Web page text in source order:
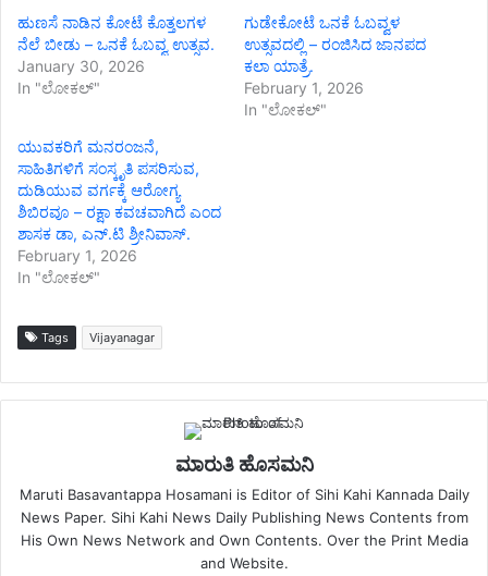
ಹುಣಸೆ ನಾಡಿನ ಕೋಟೆ ಕೊತ್ತಲಗಳ
ನೆಲೆ ಬೀಡು – ಒನಕೆ ಓಬವ್ವ ಉತ್ಸವ.
January 30, 2026
In "ಲೋಕಲ್"
ಗುಡೇಕೋಟೆ ಒನಕೆ ಓಬವ್ವಳ
ಉತ್ಸವದಲ್ಲಿ – ರಂಜಿಸಿದ ಜಾನಪದ
ಕಲಾ ಯಾತ್ರೆ.
February 1, 2026
In "ಲೋಕಲ್"
ಯುವಕರಿಗೆ ಮನರಂಜನೆ,
ಸಾಹಿತಿಗಳಿಗೆ ಸಂಸ್ಕೃತಿ ಪಸರಿಸುವ,
ದುಡಿಯುವ ವರ್ಗಕ್ಕೆ ಆರೋಗ್ಯ
ಶಿಬಿರವೂ – ರಕ್ಷಾ ಕವಚವಾಗಿದೆ ಎಂದ
ಶಾಸಕ ಡಾ, ಎನ್.ಟಿ ಶ್ರೀನಿವಾಸ್.
February 1, 2026
In "ಲೋಕಲ್"
Tags Vijayanagar
ಮಾರುತಿ ಹೊಸಮನಿ
Maruti Basavantappa Hosamani is Editor of Sihi Kahi Kannada Daily
News Paper. Sihi Kahi News Daily Publishing News Contents from
His Own News Network and Own Contents. Over the Print Media
and Website.